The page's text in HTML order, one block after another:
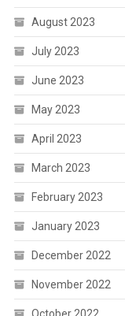
August 2023
July 2023
June 2023
May 2023
April 2023
March 2023
February 2023
January 2023
December 2022
November 2022
October 2022